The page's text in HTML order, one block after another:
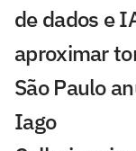
de dados e
aproximar
São Paulo
Iago